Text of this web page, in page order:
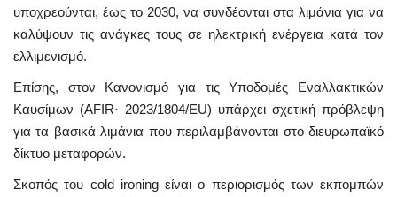
υποχρεούνται, έως το 2030, να συνδέονται στα λιμάνια για να
καλύψουν τις ανάγκες τους σε ηλεκτρική ενέργεια κατά τον
ελλιμενισμό.
Επίσης, στον Κανονισμό για τις Υποδομές Εναλλακτικών
Καυσίμων (AFIR· 2023/1804/EU) υπάρχει σχετική πρόβλεψη
για τα βασικά λιμάνια που περιλαμβάνονται στο διευρωπαϊκό
δίκτυο μεταφορών.
Σκοπός του cold ironing είναι ο περιορισμός των εκπομπών